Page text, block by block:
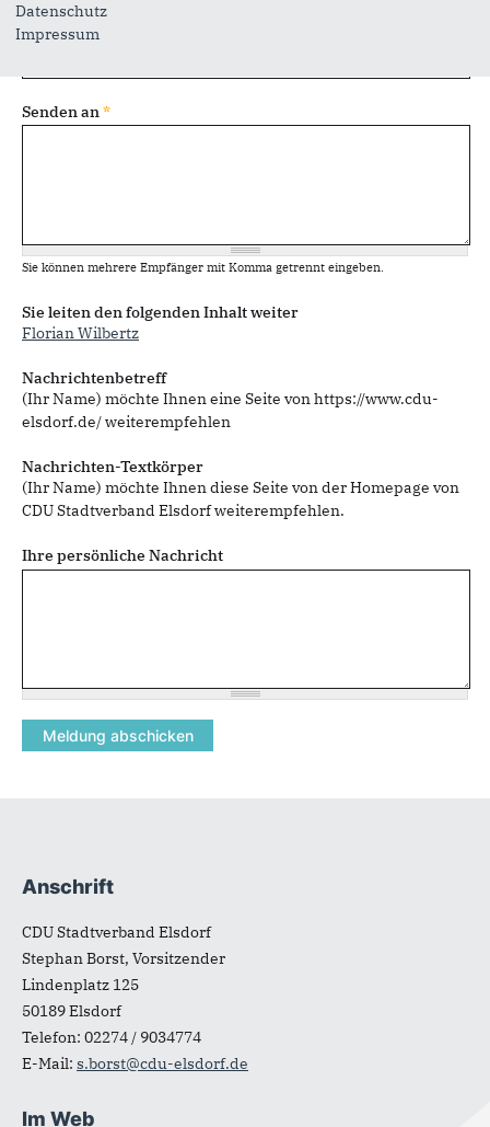
Eigener Name
Senden an*
Sie können mehrere Empfänger mit Komma getrennt eingeben.
Sie leiten den folgenden Inhalt weiter
Florian Wilbertz
Nachrichtenbetreff
(Ihr Name) möchte Ihnen eine Seite von https://www.cdu-
elsdorf.de/ weiterempfehlen
Nachrichten-Textkörper
(Ihr Name) möchte Ihnen diese Seite von der Homepage von
CDU Stadtverband Elsdorf weiterempfehlen.
Ihre persönliche Nachricht
Fußbereich
Anschrift
CDU Stadtverband Elsdorf
Stephan Borst, Vorsitzender
Lindenplatz 125
50189Elsdorf
Telefon: 02274 / 9034774
E-Mail: s.borst@cdu-elsdorf.de
Im Web
Datenschutz
Impressum